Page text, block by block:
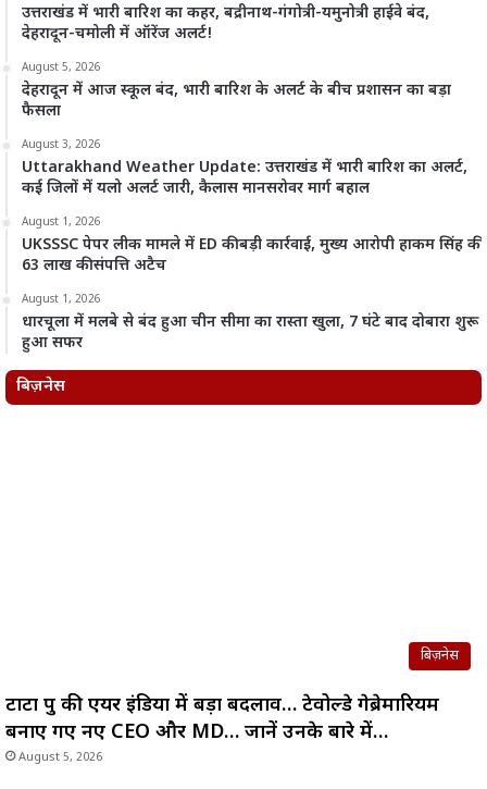
उत्तराखंड में भारी बारिश का कहर, बद्रीनाथ-गंगोत्री-यमुनोत्री हाईवे बंद,
देहरादून-चमोली में ऑरेंज अलर्ट!
August 5, 2026
देहरादून में आज स्कूल बंद, भारी बारिश के अलर्ट के बीच प्रशासन का बड़ा
फैसला
August 3, 2026
Uttarakhand Weather Update: उत्तराखंड में भारी बारिश का अलर्ट,
कई जिलों में यलो अलर्ट जारी, कैलास मानसरोवर मार्ग बहाल
August 1, 2026
UKSSSC पेपर लीक मामले में ED की बड़ी कार्रवाई, मुख्य आरोपी हाकम सिंह की
63 लाख की संपत्ति अटैच
August 1, 2026
धारचूला में मलबे से बंद हुआ चीन सीमा का रास्ता खुला, 7 घंटे बाद दोबारा शुरू
हुआ सफर
बिज़नेस
बिज़नेस
टाटा ग्रुप की एयर इंडिया में बड़ा बदलाव… टेवोल्डे गेब्रेमारियम
बनाए गए नए CEO और MD… जानें उनके बारे में…
August 5, 2026